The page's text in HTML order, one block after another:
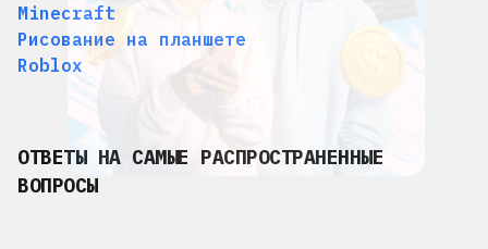
Minecraft
Рисование на планшете
Roblox
ОТВЕТЫ НА САМЫЕ РАСПРОСТРАНЕННЫЕ
ВОПРОСЫ